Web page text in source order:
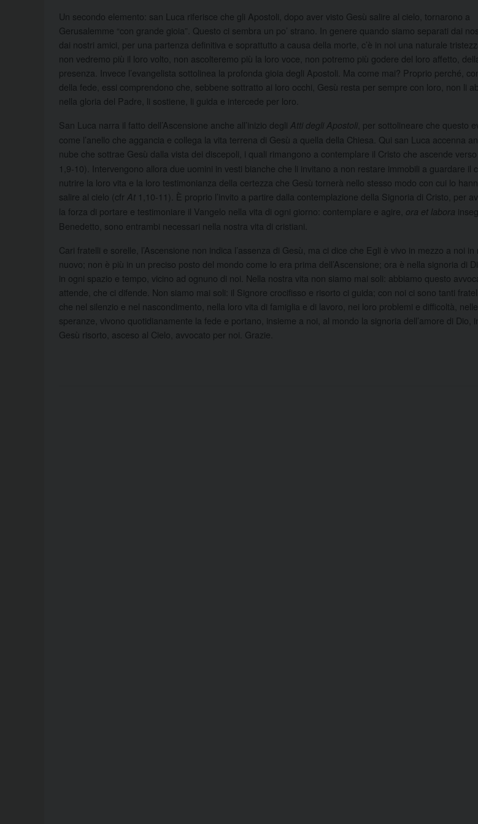
Un secondo elemento: san Luca riferisce che gli Apostoli, dopo aver visto Gesù salire al cielo, tornarono a
Gerusalemme “con grande gioia”. Questo ci sembra un po’ strano. In genere quando siamo separati dai
dai nostri amici, per una partenza definitiva e soprattutto a causa della morte, c’è in noi una naturale
non vedremo più il loro volto, non ascolteremo più la loro voce, non potremo più godere del loro affetto,
presenza. Invece l’evangelista sottolinea la profonda gioia degli Apostoli. Ma come mai? Proprio perché,
della fede, essi comprendono che, sebbene sottratto ai loro occhi, Gesù resta per sempre con loro, non li
nella gloria del Padre, li sostiene, li guida e intercede per loro.
San Luca narra il fatto dell’Ascensione anche all’inizio degli Atti degli Apostoli , per sottolineare che questo
come l’anello che aggancia e collega la vita terrena di Gesù a quella della Chiesa. Qui san Luca accenna
nube che sottrae Gesù dalla vista dei discepoli, i quali rimangono a contemplare il Cristo che ascende
1,9-10). Intervengono allora due uomini in vesti bianche che li invitano a non restare immobili a guardare il
nutrire la loro vita e la loro testimonianza della certezza che Gesù tornerà nello stesso modo con cui lo
salire al cielo (cfr At 1,10-11). È proprio l’invito a partire dalla contemplazione della Signoria di Cristo, per
la forza di portare e testimoniare il Vangelo nella vita di ogni giorno: contemplare e agire, ora et labora
Benedetto, sono entrambi necessari nella nostra vita di cristiani.
Cari fratelli e sorelle, l’Ascensione non indica l’assenza di Gesù, ma ci dice che Egli è vivo in mezzo a noi in
nuovo; non è più in un preciso posto del mondo come lo era prima dell’Ascensione; ora è nella signoria di
in ogni spazio e tempo, vicino ad ognuno di noi. Nella nostra vita non siamo mai soli: abbiamo questo
attende, che ci difende. Non siamo mai soli: il Signore crocifisso e risorto ci guida; con noi ci sono tanti
che nel silenzio e nel nascondimento, nella loro vita di famiglia e di lavoro, nei loro problemi e difficoltà,
speranze, vivono quotidianamente la fede e portano, insieme a noi, al mondo la signoria dell’amore di Dio,
Gesù risorto, asceso al Cielo, avvocato per noi. Grazie.